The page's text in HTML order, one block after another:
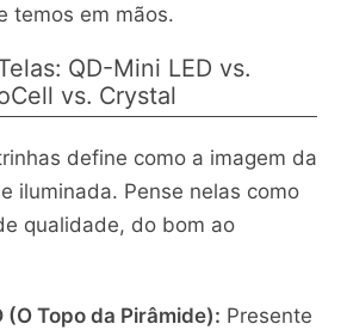
temos em mãos.
QD-Mini LED vs.
vs. Crystal
define como a imagem da
iluminada. Pense nelas como
qualidade, do bom ao
(O Topo da Pirâmide): Presente